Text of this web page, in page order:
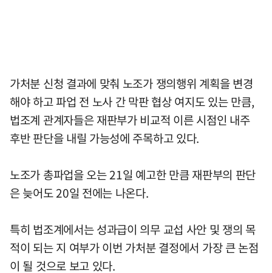
가처분 신청 결과에 맞춰 노조가 쟁의행위 계획을 변경
해야 하고 파업 전 노사 간 막판 협상 여지도 있는 만큼,
법조계 관계자들은 재판부가 비교적 이른 시점인 내주
후반 판단을 내릴 가능성에 주목하고 있다.
노조가 총파업을 오는 21일 예고한 만큼 재판부의 판단
은 늦어도 20일 전에는 나온다.
특히 법조계에서는 성과급이 의무 교섭 사안 및 쟁의 목
적이 되는 지 여부가 이번 가처분 결정에서 가장 큰 논점
이 될 것으로 보고 있다.